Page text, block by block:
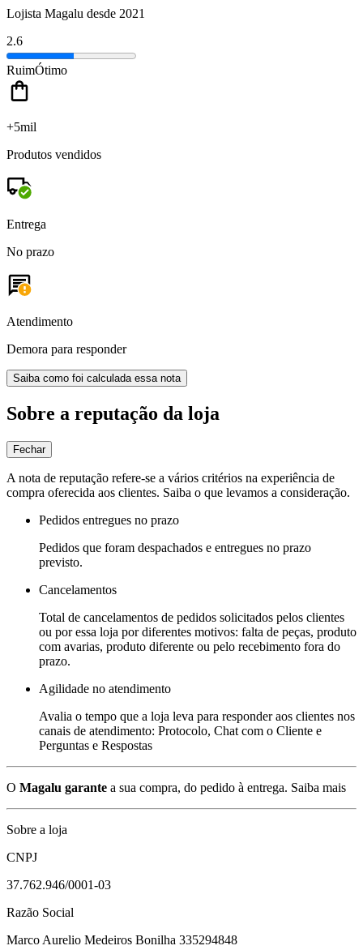
Lojista Magalu desde 2021
2.6
RuimÓtimo
+5mil
Produtos vendidos
Entrega
No prazo
Atendimento
Demora para responder
Saiba como foi calculada essa nota
Sobre a reputação da loja
Fechar
A nota de reputação refere-se a vários critérios na experiência de
compra oferecida aos clientes. Saiba o que levamos a consideração.
Pedidos entregues no prazo
Pedidos que foram despachados e entregues no prazo
previsto.
Cancelamentos
Total de cancelamentos de pedidos solicitados pelos clientes
ou por essa loja por diferentes motivos: falta de peças, produto
com avarias, produto diferente ou pelo recebimento fora do
prazo.
Agilidade no atendimento
Avalia o tempo que a loja leva para responder aos clientes nos
canais de atendimento: Protocolo, Chat com o Cliente e
Perguntas e Respostas
O Magalu garante a sua compra, do pedido à entrega. Saiba mais
Sobre a loja
CNPJ
37.762.946/0001-03
Razão Social
Marco Aurelio Medeiros Bonilha 335294848